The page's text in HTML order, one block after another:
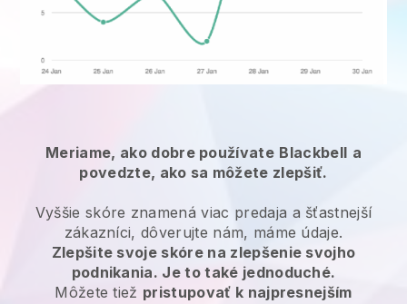
Meriame, ako dobre používate Blackbell a
povedzte, ako sa môžete zlepšiť.
Vyššie skóre znamená viac predaja a šťastnejší
zákazníci, dôverujte nám, máme údaje.
Zlepšite svoje skóre na zlepšenie svojho
podnikania. Je to také jednoduché.
Môžete tiež pristupovať k najpresnejším